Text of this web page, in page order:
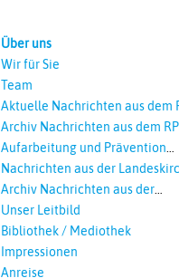
Über uns
Wir für Sie
Team
Aktuelle Nachrichten aus dem
Archiv Nachrichten aus dem RPI
2018
Aufarbeitung und Prävention
sexualisierte Gewalt -
Nachrichten aus der
Hannovers
Archiv Nachrichten aus der
Landeskirche in Auswahl
Unser Leitbild
Bibliothek / Mediothek
Impressionen
Anreise